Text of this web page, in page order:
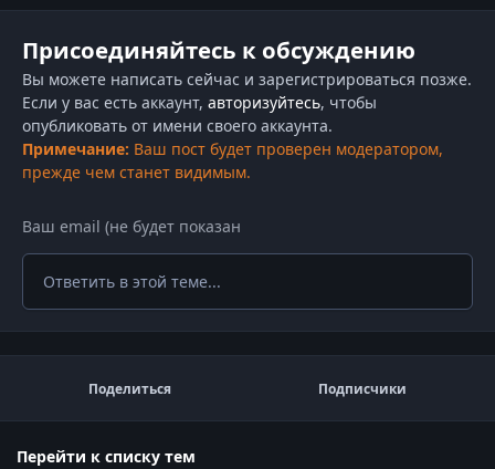
Присоединяйтесь к обсуждению
Вы можете написать сейчас и зарегистрироваться позже.
Если у вас есть аккаунт, авторизуйтесь, чтобы
опубликовать от имени своего аккаунта.
Примечание: Ваш пост будет проверен модератором,
прежде чем станет видимым.
Ответить в этой теме...
Поделиться Подписчики
Перейти к списку тем